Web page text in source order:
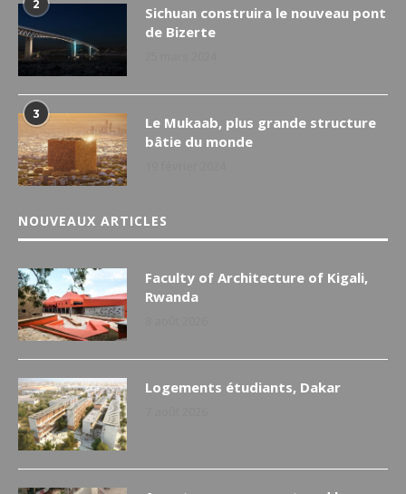
2
Sichuan construira le nouveau pont
de Bizerte
3
Le Mukaab, plus grande structure
bâtie du monde
NOUVEAUX ARTICLES
Faculty of Architecture of Kigali,
Rwanda
Logements étudiants, Dakar